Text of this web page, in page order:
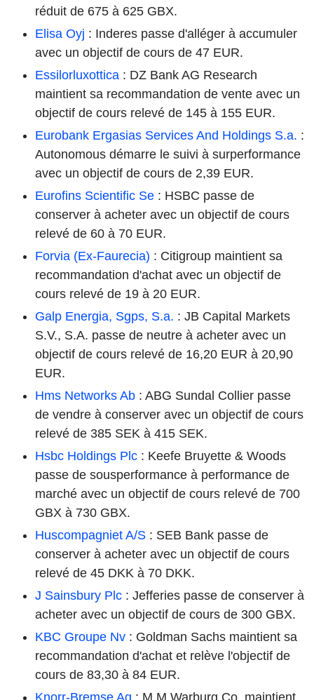
réduit de 675 à 625 GBX.
Elisa Oyj : Inderes passe d'alléger à accumuler
avec un objectif de cours de 47 EUR.
Essilorluxottica : DZ Bank AG Research
maintient sa recommandation de vente avec un
objectif de cours relevé de 145 à 155 EUR.
Eurobank Ergasias Services And Holdings S.a. :
Autonomous démarre le suivi à surperformance
avec un objectif de cours de 2,39 EUR.
Eurofins Scientific Se : HSBC passe de
conserver à acheter avec un objectif de cours
relevé de 60 à 70 EUR.
Forvia (Ex-Faurecia) : Citigroup maintient sa
recommandation d'achat avec un objectif de
cours relevé de 19 à 20 EUR.
Galp Energia, Sgps, S.a. : JB Capital Markets
S.V., S.A. passe de neutre à acheter avec un
objectif de cours relevé de 16,20 EUR à 20,90
EUR.
Hms Networks Ab : ABG Sundal Collier passe
de vendre à conserver avec un objectif de cours
relevé de 385 SEK à 415 SEK.
Hsbc Holdings Plc : Keefe Bruyette & Woods
passe de sousperformance à performance de
marché avec un objectif de cours relevé de 700
GBX à 730 GBX.
Huscompagniet A/S : SEB Bank passe de
conserver à acheter avec un objectif de cours
relevé de 45 DKK à 70 DKK.
J Sainsbury Plc : Jefferies passe de conserver à
acheter avec un objectif de cours de 300 GBX.
KBC Groupe Nv : Goldman Sachs maintient sa
recommandation d'achat et relève l'objectif de
cours de 83,30 à 84 EUR.
Knorr-Bremse Ag : M.M.Warburg Co. maintient